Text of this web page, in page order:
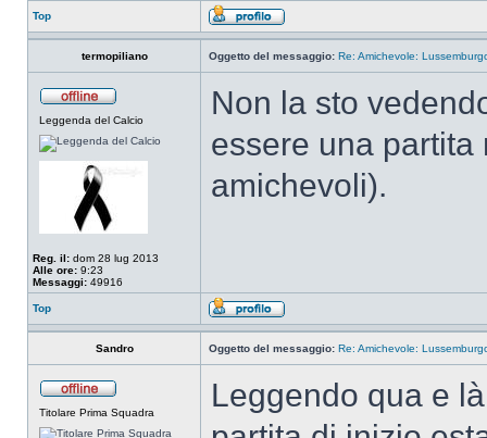
Top
termopiliano Oggetto del messaggio: Re: Amichevole:
Leggenda del Calcio
Reg. il: dom 28 lug 2013
Alle ore: 9:23
Messaggi: 49916
Non la sto
essere una partita
amichevoli).
Top
Sandro Oggetto del messaggio: Re: Amichevole:
Titolare Prima Squadra
Leggendo qua e